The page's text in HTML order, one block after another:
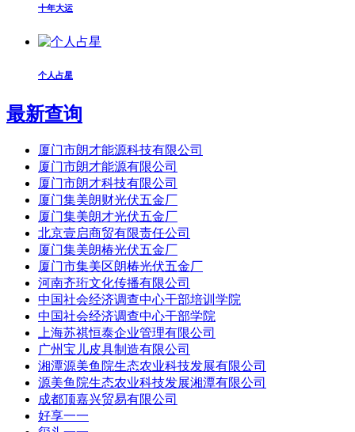
十年大运
个人占星
最新查询
厦门市朗才能源科技有限公司
厦门市朗才能源有限公司
厦门市朗才科技有限公司
厦门集美朗财光伏五金厂
厦门集美朗才光伏五金厂
北京壹启商贸有限责任公司
厦门集美朗椿光伏五金厂
厦门市集美区朗椿光伏五金厂
河南齐珩文化传播有限公司
中国社会经济调查中心干部培训学院
中国社会经济调查中心干部学院
上海苏祺恒泰企业管理有限公司
广州宝儿皮具制造有限公司
湘潭源美鱼院生态农业科技发展有限公司
源美鱼院生态农业科技发展湘潭有限公司
成都顶嘉兴贸易有限公司
好享一一